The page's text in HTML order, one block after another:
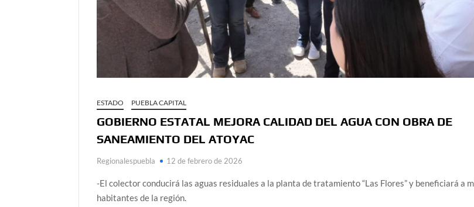
ESTADO PUEBLA CAPITAL
GOBIERNO ESTATAL MEJORA CALIDAD DEL AGUA CON OBRA DE
SANEAMIENTO DEL ATOYAC
Regionalespuebla 12 de febrero de 2026
-El colector conducirá las aguas residuales a la planta de tratamiento “Las Flores” y beneficiará a
habitantes de la región.